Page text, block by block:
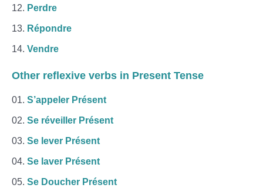
Perdre
Répondre
Vendre
Other reflexive verbs in Present Tense
S’appeler Présent
Se réveiller Présent
Se lever Présent
Se laver Présent
Se Doucher Présent